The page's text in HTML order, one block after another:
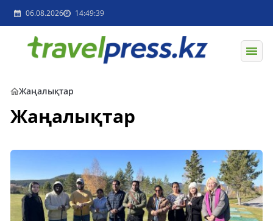
06.08.2026 14:49:39
Жаңалықтар
Жаңалықтар